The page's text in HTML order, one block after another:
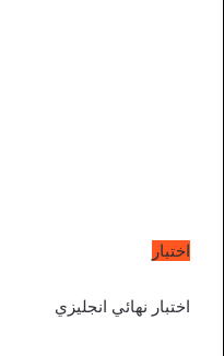
اختبار
اختبار نهائي انجليزي